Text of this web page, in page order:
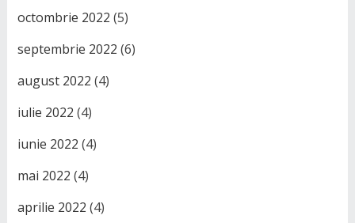
octombrie 2022 (5)
septembrie 2022 (6)
august 2022 (4)
iulie 2022 (4)
iunie 2022 (4)
mai 2022 (4)
aprilie 2022 (4)